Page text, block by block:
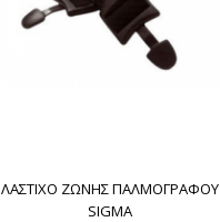
ΛΑΣΤΙΧΟ ΖΩΝΗΣ ΠΑΛΜΟΓΡΑΦΟΥ
SIGMA